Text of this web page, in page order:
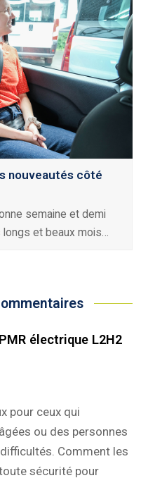
nouveautés côté
semaine et demi
et beaux mois…
électrique L2H2
pour ceux qui
ou des personnes
Comment les
sécurité pour